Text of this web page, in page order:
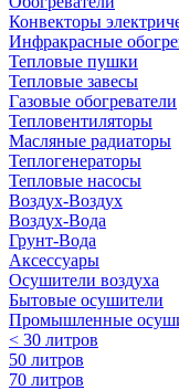
Конвекторы
Инфракрасные
Тепловые пушки
Тепловые завесы
Газовые обогреватели
Тепловентиляторы
Масляные радиаторы
Теплогенераторы
Тепловые насосы
Воздух-Воздух
Воздух-Вода
Грунт-Вода
Аксессуары
Осушители воздуха
Бытовые осушители
Промышленные
< 30 литров
50 литров
70 литров